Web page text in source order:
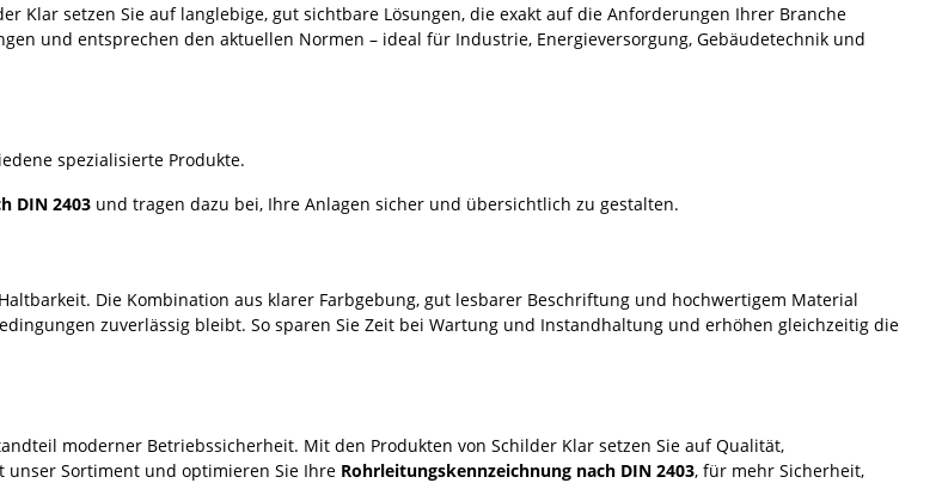
Klar setzen Sie auf langlebige, gut sichtbare Lösungen, die exakt auf die Anforderungen Ihrer Branche
und entsprechen den aktuellen Normen – ideal für Industrie, Energieversorgung, Gebäudetechnik und
spezialisierte Produkte.
DIN 2403 und tragen dazu bei, Ihre Anlagen sicher und übersichtlich zu gestalten.
Die Kombination aus klarer Farbgebung, gut lesbarer Beschriftung und hochwertigem Material
zuverlässig bleibt. So sparen Sie Zeit bei Wartung und Instandhaltung und erhöhen gleichzeitig die
moderner Betriebssicherheit. Mit den Produkten von Schilder Klar setzen Sie auf Qualität,
unser Sortiment und optimieren Sie Ihre Rohrleitungskennzeichnung nach DIN 2403, für mehr Sicherheit,